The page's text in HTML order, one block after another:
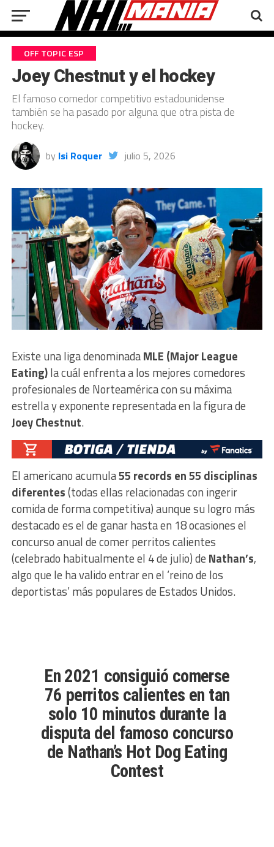
OFF TOPIC ESP
Joey Chestnut y el hockey
El famoso comedor competitivo estadounidense
también se ha pasado por alguna que otra pista de
hockey.
by Isi Roquer julio 5, 2026
Existe una liga denominadaMLE (Major League
Eating)la cuál enfrenta a los mejores comedores
profesionales de Norteamérica con su máxima
estrella y exponente representada en la figura de
Joey Chestnut.
El americano acumula55 records en 55 disciplinas
diferentes(todas ellas relacionadas con ingerir
comida de forma competitiva) aunque su logro más
destacado es el de ganar hasta en 18 ocasiones el
concurso anual de comer perritos calientes
(celebrado habitualmente el 4 de julio) de Nathan’s,
algo que le ha valido entrar en el ‘reino de los
deportistas’ más populares de Estados Unidos.
En 2021 consiguió comerse
76 perritos calientes en tan
solo 10 minutos durante la
disputa del famoso concurso
de Nathan’s Hot Dog Eating
Contest